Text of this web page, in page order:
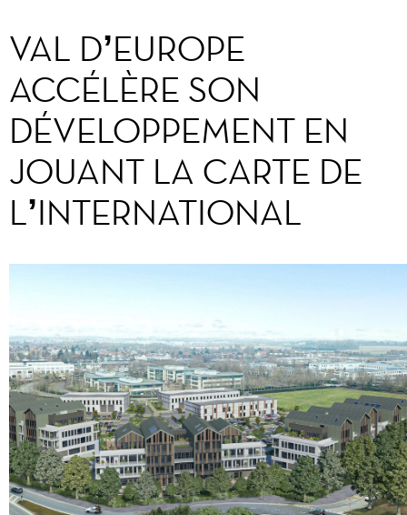
VAL D’EUROPE
ACCÉLÈRE SON
DÉVELOPPEMENT EN
JOUANT LA CARTE DE
L’INTERNATIONAL